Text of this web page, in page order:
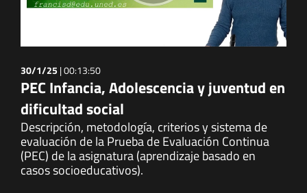
30/1/25 |00:13:50
PEC Infancia, Adolescencia y juventud en
dificultad social
Descripción, metodología, criterios y sistema de
evaluación de la Prueba de Evaluación Continua
(PEC) de la asignatura (aprendizaje basado en
casos socioeducativos).